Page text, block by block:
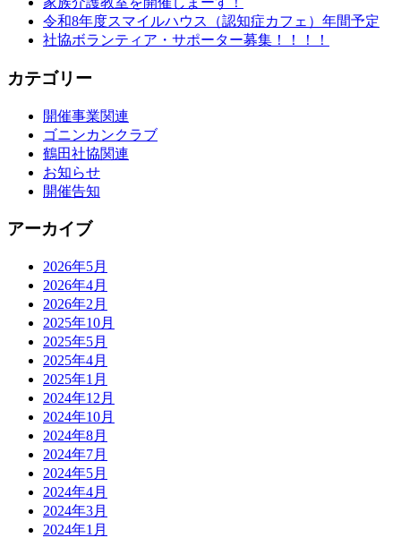
令和8年度スマイルハウス（認知症カフェ）年間予定
社協ボランティア・サポーター募集！！！！
カテゴリー
開催事業関連
ゴニンカンクラブ
鶴田社協関連
お知らせ
開催告知
アーカイブ
2026年5月
2026年4月
2026年2月
2025年10月
2025年5月
2025年4月
2025年1月
2024年12月
2024年10月
2024年8月
2024年7月
2024年5月
2024年4月
2024年3月
2024年1月